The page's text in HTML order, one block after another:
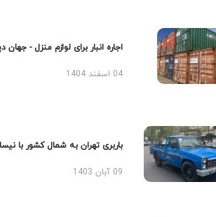
اجاره انبار برای لوازم منزل - جهان دپو
04 اسفند 1404
باربری تهران به شمال کشور با نیسان
09 آبان 1403